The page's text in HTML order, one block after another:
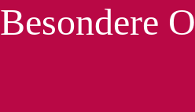
Besondere